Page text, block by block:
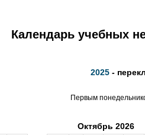
Календарь учебных
2025 -
Первым
Октябрь 2026